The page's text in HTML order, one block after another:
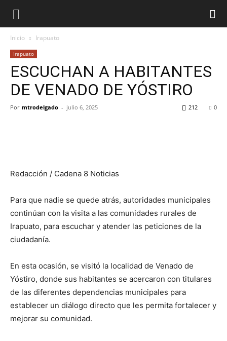
Inicio Irapuato
Irapuato
ESCUCHAN A HABITANTES
DE VENADO DE YÓSTIRO
Por mtrodelgado - julio 6, 2025 0
212
Redacción / Cadena 8 Noticias
Para que nadie se quede atrás, autoridades municipales
continúan con la visita a las comunidades rurales de
Irapuato, para escuchar y atender las peticiones de la
ciudadanía.
En esta ocasión, se visitó la localidad de Venado de
Yóstiro, donde sus habitantes se acercaron con titulares
de las diferentes dependencias municipales para
establecer un diálogo directo que les permita fortalecer y
mejorar su comunidad.